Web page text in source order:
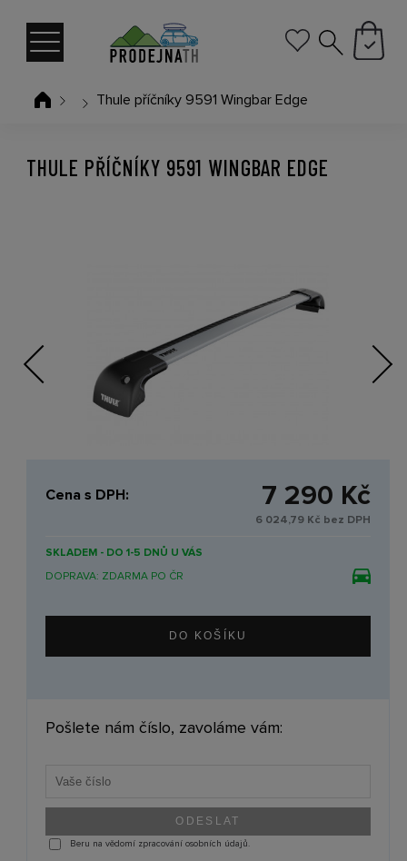
Thule příčníky 9591 Wingbar Edge
Previous Next
THULE PŘÍČNÍKY 9591 WINGBAR EDGE
Cena s DPH: 7 290 Kč
6 024,79 Kč bez DPH
SKLADEM - DO 1-5 DNŮ U VÁS
DOPRAVA: ZDARMA PO ČR
Pošlete nám číslo, zavoláme vám:
Beru na vědomí zpracování osobních údajů.